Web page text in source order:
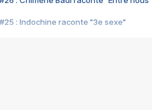
#25 : Indochine raconte "3e sexe"